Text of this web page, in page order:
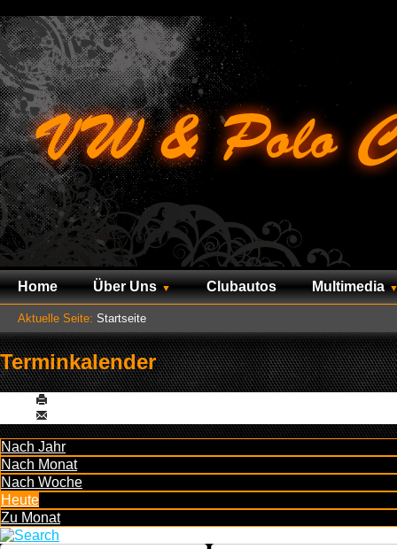
Home Über Uns Clubautos Multimedia
Aktuelle Seite: Startseite
Terminkalender
Nach Jahr
Nach Monat
Nach Woche
Heute
Zu Monat